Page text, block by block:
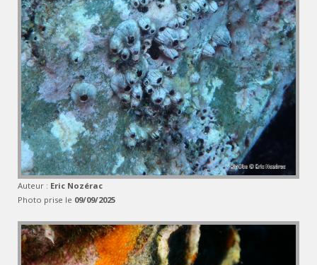
Auteur : Eric Nozérac
Photo prise le 09/09/2025